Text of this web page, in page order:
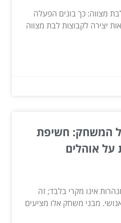
מצווה: כך בונים הפעלה
יצירה לקבוצות לבת מצווה
המשחק: חשיפת
על אוהלים
אינו מקרי בלבד; זה
מבני משחק אלו מציעים